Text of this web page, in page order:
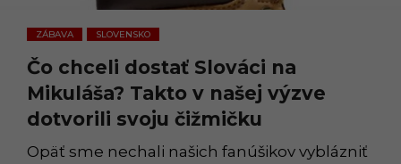
ZÁBAVA
,
SLOVENSKO
Čo chceli dostať Slováci na
Mikuláša? Takto v našej výzve
dotvorili svoju čižmičku
Opäť sme nechali našich fanúšikov vyblázniť